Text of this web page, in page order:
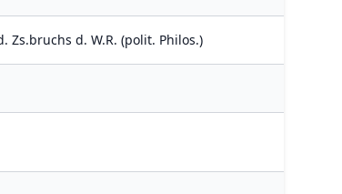
Zs.bruchs d. W.R. (polit. Philos.)